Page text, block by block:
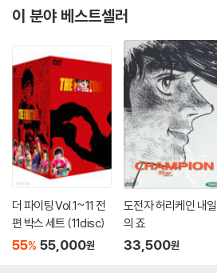
8. 비행마수 데비라 X
9. 폭풍을 부르는 기계수, 스트롱거
11. 추적! 해저요새 사루트
Disc 3
1. 기계수 댐댐, 수레바퀴 직전
2. 마하 기계수 진라이
3. 에어로스 삼형제, 대 분화작전
4. 격돌! 사무라이코지 대 아수라 기계수
5. 아프로 다이 A, 생포작전
6. 검은 지령, 초합금 약탈작전
7. 대 역전, 마징파워!
이 분야 베스트셀러
더 파이팅 Vol.1~11 전
편 박스 세트 (11disc)
55% 55,000원
도전자 허리케인 내일
의 죠
33,500원